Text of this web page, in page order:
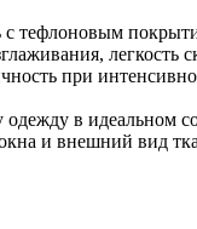
с тефлоновым
легкость
при
в идеальном
и внешний вид